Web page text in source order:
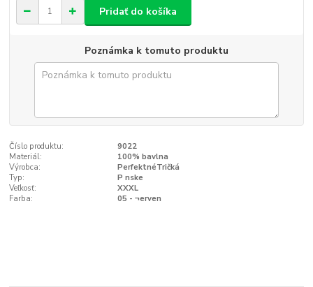
Pridať do košíka
Poznámka k tomuto produktu
Číslo produktu:
9022
Materiál:
100% bavlna
Výrobca:
PerfektnéTričká
Typ:
P nske
Veľkosť:
XXXL
Farba:
05 - ¬erven